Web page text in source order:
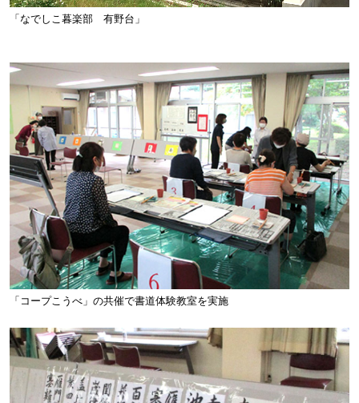
「なでしこ暮楽部 有野台」
「コープこうべ」の共催で書道体験教室を実施